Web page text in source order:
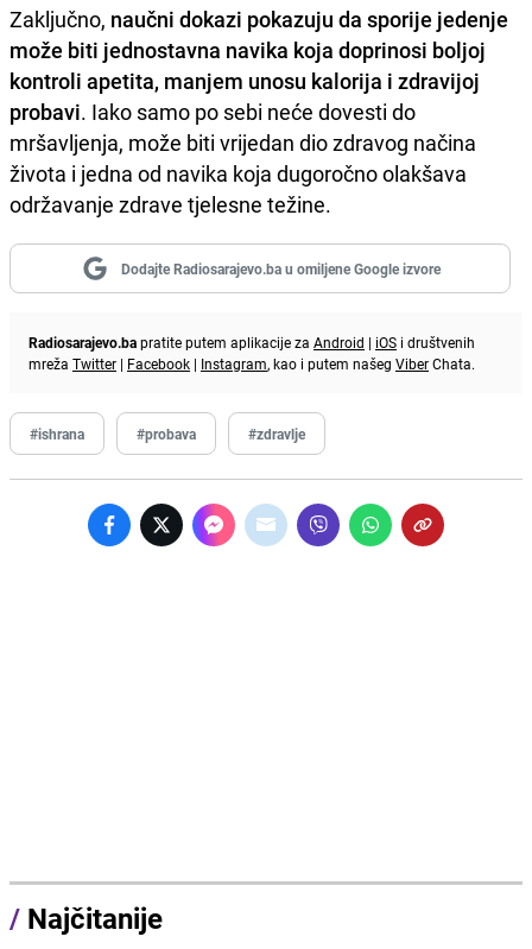
Zaključno, naučni dokazi pokazuju da sporije jedenje
može biti jednostavna navika koja doprinosi boljoj
kontroli apetita, manjem unosu kalorija i zdravijoj
probavi. Iako samo po sebi neće dovesti do
mršavljenja, može biti vrijedan dio zdravog načina
života i jedna od navika koja dugoročno olakšava
održavanje zdrave tjelesne težine.
Dodajte Radiosarajevo.ba u omiljene Google izvore
Radiosarajevo.bapratite putem aplikacije za Android | iOS i društvenih
mreža Twitter | Facebook | Instagram, kao i putem našeg ViberChata.
#ishrana #probava #zdravlje
/ Najčitanije